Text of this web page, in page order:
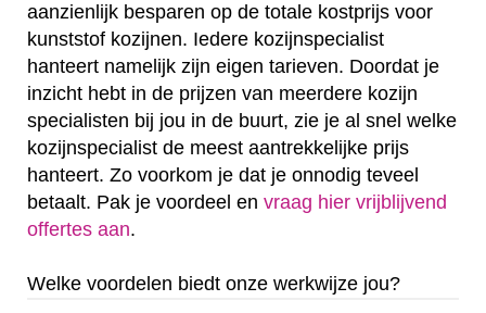
aanzienlijk besparen op de totale kostprijs voor
kunststof kozijnen. Iedere kozijnspecialist
hanteert namelijk zijn eigen tarieven. Doordat je
inzicht hebt in de prijzen van meerdere kozijn
specialisten bij jou in de buurt, zie je al snel welke
kozijnspecialist de meest aantrekkelijke prijs
hanteert. Zo voorkom je dat je onnodig teveel
betaalt. Pak je voordeel en vraag hier vrijblijvend
offertes aan.
Welke voordelen biedt onze werkwijze jou?